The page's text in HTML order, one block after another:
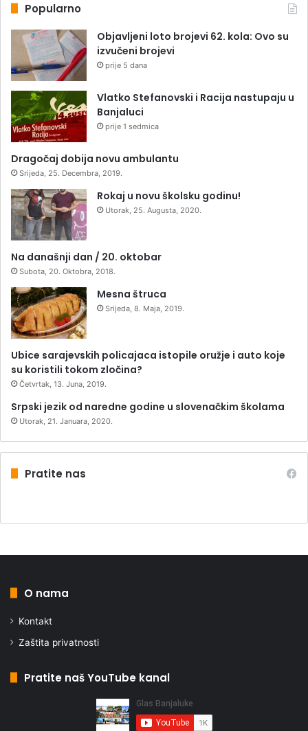
Popularno
Objavljeni loto brojevi 62. kola: Ovo su
izvučeni brojevi
prije 5 dana
Vlatko Stefanovski i Racija nastupaju u
Banjaluci
prije 1 sedmica
Dragočaj dobija novu ambulantu
Srijeda, 25. Decembra, 2019.
Rokaj u novu školsku godinu!
Utorak, 25. Augusta, 2020.
Na današnji dan / 20. oktobar
Subota, 20. Oktobra, 2018.
Mesna štruca
Srijeda, 8. Maja, 2019.
Ubice sarajevskih policajaca istopile oružje i auto koje
su koristili tokom zločina?
Četvrtak, 13. Juna, 2019.
Srpski jezik od naredne godine u slovenačkim školama
Utorak, 21. Januara, 2020.
Pratite nas
O nama
Kontakt
Zaštita privatnosti
Pratite naš YouTube kanal